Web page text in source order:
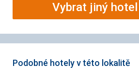
Vybrat jiný hotel
Podobné hotely v této lokalitě